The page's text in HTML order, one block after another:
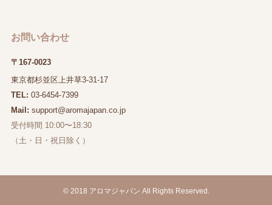
お問い合わせ
〒167-0023
東京都杉並区上井草3-31-17
TEL: 03-6454-7399
Mail: support@aromajapan.co.jp
受付時間 10:00〜18:30
（土・日・祝日除く）
©2018 アロマジャパン All Rights Reserved.